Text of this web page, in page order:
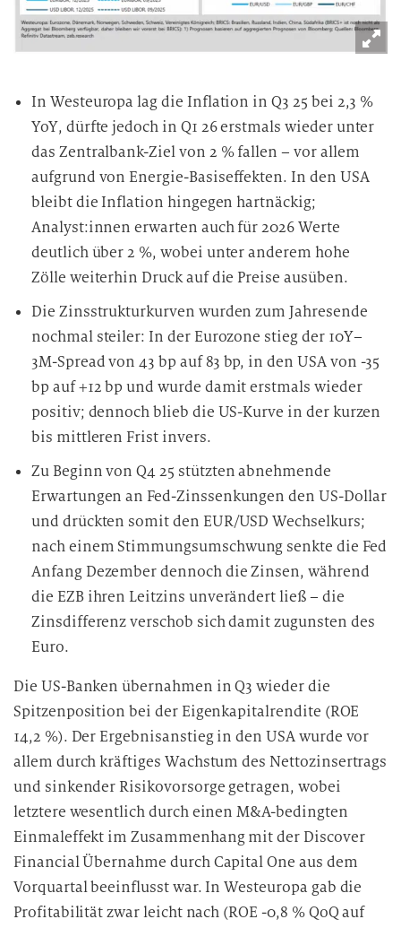
In Westeuropa lag die Inflation in Q3 25 bei 2,3 %
YoY, dürfte jedoch in Q1 26 erstmals wieder unter
das Zentralbank-Ziel von 2 % fallen – vor allem
aufgrund von Energie-Basiseffekten. In den USA
bleibt die Inflation hingegen hartnäckig;
Analyst:innen erwarten auch für 2026 Werte
deutlich über 2 %, wobei unter anderem hohe
Zölle weiterhin Druck auf die Preise ausüben.
Die Zinsstrukturkurven wurden zum Jahresende
nochmal steiler: In der Eurozone stieg der 10Y–
3M-Spread von 43 bp auf 83 bp, in den USA von -35
bp auf +12 bp und wurde damit erstmals wieder
positiv; dennoch blieb die US-Kurve in der kurzen
bis mittleren Frist invers.
Zu Beginn von Q4 25 stützten abnehmende
Erwartungen an Fed-Zinssenkungen den US-Dollar
und drückten somit den EUR/USD Wechselkurs;
nach einem Stimmungsumschwung senkte die Fed
Anfang Dezember dennoch die Zinsen, während
die EZB ihren Leitzins unverändert ließ – die
Zinsdifferenz verschob sich damit zugunsten des
Euro.
Die US-Banken übernahmen in Q3 wieder die
Spitzenposition bei der Eigenkapitalrendite (ROE
14,2 %). Der Ergebnisanstieg in den USA wurde vor
allem durch kräftiges Wachstum des Nettozinsertrags
und sinkender Risikovorsorge getragen, wobei
letztere wesentlich durch einen M&A-bedingten
Einmaleffekt im Zusammenhang mit der Discover
Financial Übernahme durch Capital One aus dem
Vorquartal beeinflusst war. In Westeuropa gab die
Profitabilität zwar leicht nach (ROE -0,8 % QoQ auf